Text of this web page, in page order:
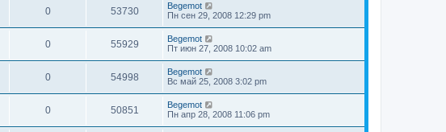
0 53730
Begemot
Пн сен 29, 2008 12:29 pm
0 55929
Begemot
Пт июн 27, 2008 10:02 am
0 54998
Begemot
Вс май 25, 2008 3:02 pm
0 50851
Begemot
Пн апр 28, 2008 11:06 pm